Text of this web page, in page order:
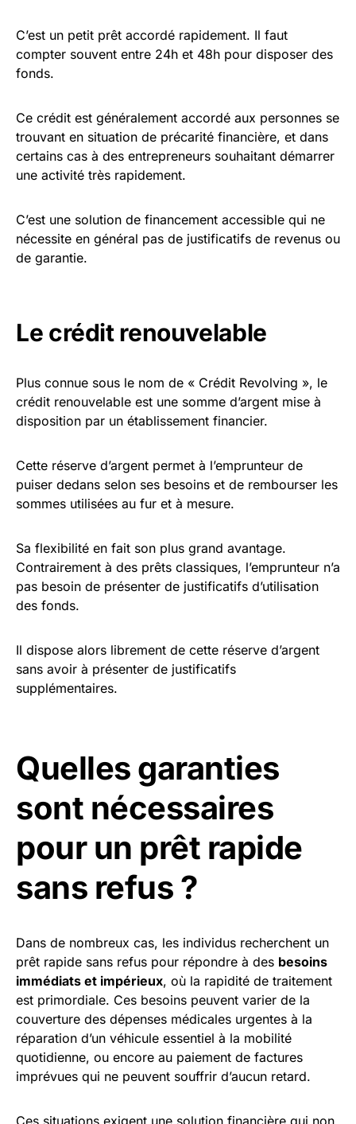
C’est un petit prêt accordé rapidement. Il faut
compter souvent entre 24h et 48h pour disposer des
fonds.
Ce crédit est généralement accordé aux personnes se
trouvant en situation de précarité financière, et dans
certains cas à des entrepreneurs souhaitant démarrer
une activité très rapidement.
C’est une solution de financement accessible qui ne
nécessite en général pas de justificatifs de revenus ou
de garantie.
Le crédit renouvelable
Plus connue sous le nom de « Crédit Revolving », le
crédit renouvelable est une somme d’argent mise à
disposition par un établissement financier.
Cette réserve d’argent permet à l’emprunteur de
puiser dedans selon ses besoins et de rembourser les
sommes utilisées au fur et à mesure.
Sa flexibilité en fait son plus grand avantage.
Contrairement à des prêts classiques, l’emprunteur n’a
pas besoin de présenter de justificatifs d’utilisation
des fonds.
Il dispose alors librement de cette réserve d’argent
sans avoir à présenter de justificatifs
supplémentaires.
Quelles garanties
sont nécessaires
pour un prêt rapide
sans refus ?
Dans de nombreux cas, les individus recherchent un
prêt rapide sans refus pour répondre à des besoins
immédiats et impérieux, où la rapidité de traitement
est primordiale. Ces besoins peuvent varier de la
couverture des dépenses médicales urgentes à la
réparation d’un véhicule essentiel à la mobilité
quotidienne, ou encore au paiement de factures
imprévues qui ne peuvent souffrir d’aucun retard.
Ces situations exigent une solution financière qui non